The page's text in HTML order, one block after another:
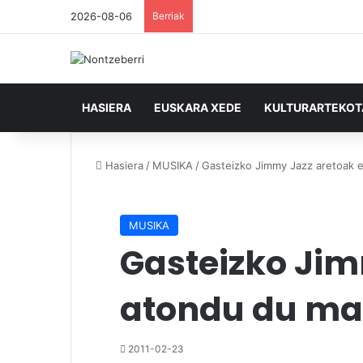
2026-08-06 Berriak
HASIERA EUSKARA XEDE
Hasiera / MUSIKA /Gasteizko Jimmy Jazz aretoak
MUSIKA
Gasteizko
atondu du
2011-02-23